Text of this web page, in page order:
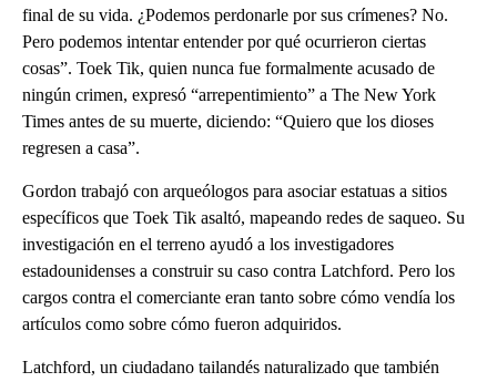
final de su vida. ¿Podemos perdonarle por sus crímenes? No.
Pero podemos intentar entender por qué ocurrieron ciertas
cosas”. Toek Tik, quien nunca fue formalmente acusado de
ningún crimen, expresó “arrepentimiento” a The New York
Times antes de su muerte, diciendo: “Quiero que los dioses
regresen a casa”.
Gordon trabajó con arqueólogos para asociar estatuas a sitios
específicos que Toek Tik asaltó, mapeando redes de saqueo. Su
investigación en el terreno ayudó a los investigadores
estadounidenses a construir su caso contra Latchford. Pero los
cargos contra el comerciante eran tanto sobre cómo vendía los
artículos como sobre cómo fueron adquiridos.
Latchford, un ciudadano tailandés naturalizado que también